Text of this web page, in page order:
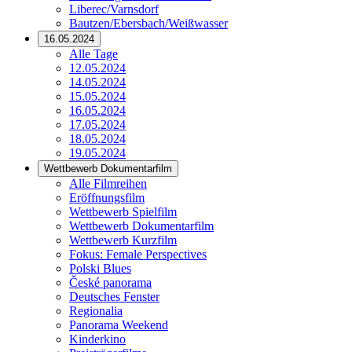
Liberec/Varnsdorf
Bautzen/Ebersbach/Weißwasser
16.05.2024
Alle Tage
12.05.2024
14.05.2024
15.05.2024
16.05.2024
17.05.2024
18.05.2024
19.05.2024
Wettbewerb Dokumentarfilm
Alle Filmreihen
Eröffnungsfilm
Wettbewerb Spielfilm
Wettbewerb Dokumentarfilm
Wettbewerb Kurzfilm
Fokus: Female Perspectives
Polski Blues
České panorama
Deutsches Fenster
Regionalia
Panorama Weekend
Kinderkino